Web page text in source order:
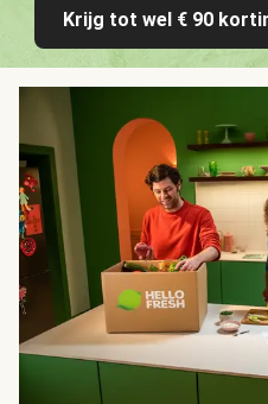
Krijg tot wel € 90